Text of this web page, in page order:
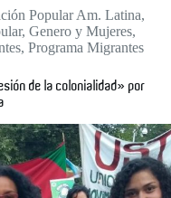
Popular Am. Latina,
, Genero y Mujeres,
, Programa Migrantes
de la colonialidad» por